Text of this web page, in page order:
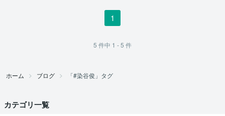
1
5 件中 1 - 5 件
ホーム ブログ 「#染谷俊」タグ
カテゴリ一覧